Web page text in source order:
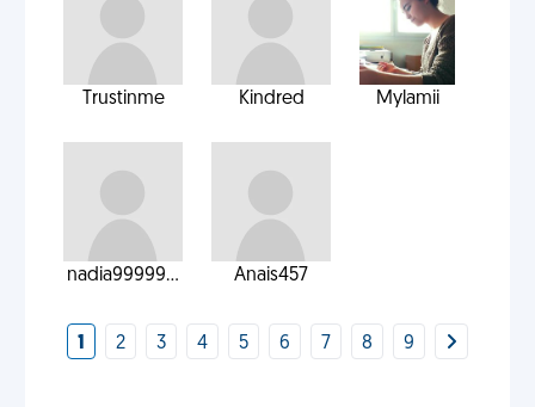
Trustinme Kindred Mylamii
nadia99999... Anais457
1 2 3 4 5 6 7 8 9